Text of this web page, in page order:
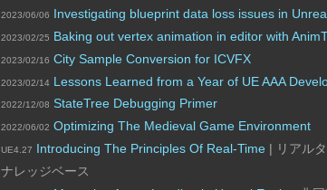
2023/06/06 Investigating blueprint data loss issues in
2023/02/25 Baking out vertex animation in editor with
2023/02/16 City Sample Conversion for ICVFX
2023/02/14 Lessons Learned from a Year of UE AAA
2022/12/08 StateTree Debugging Primer
2022/06/02 Optimizing The Medieval Game Environment
UE4.27 Introducing The Principles Of Real-Time| リアル
ナレッジベース